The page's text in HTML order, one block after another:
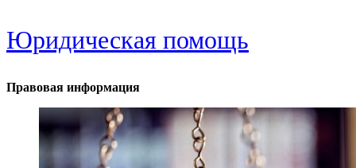
Юридическая помощь
Правовая информация